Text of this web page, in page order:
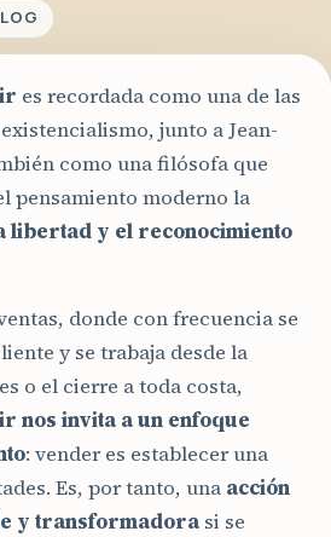
es recordada como una de las
junto a Jean-
como una filósofa que
pensamiento moderno la
libertad y el reconocimiento
donde con frecuencia se
y se trabaja desde la
o el cierre a toda costa,
nos invita a un enfoque
: vender es establecer una
Es, por tanto, una acción
y transformadora si se